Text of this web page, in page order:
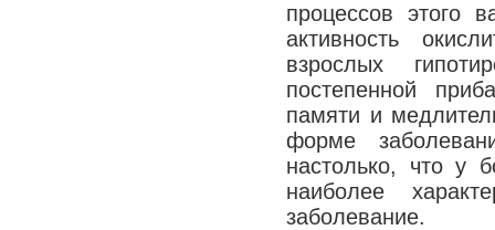
процессов этого
активность
взрослых
постепенной
памяти и
форме
настолько, что у
наиболее
заболевание.